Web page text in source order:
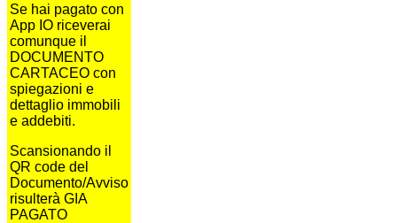
Se hai pagato con
App IO riceverai
comunque il
DOCUMENTO
CARTACEO con
spiegazioni e
dettaglio immobili
e addebiti.
Scansionando il
QR code del
Documento/Avviso
risulterà GIA
PAGATO